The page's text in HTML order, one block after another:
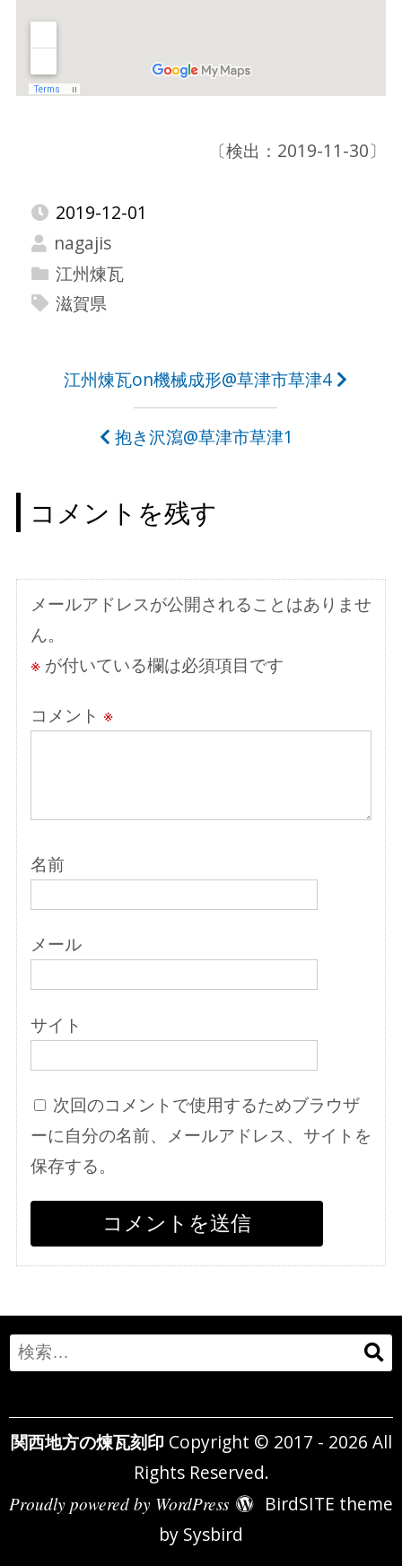
〔検出：2019-11-30〕
2019-12-01
nagajis
江州煉瓦
滋賀県
ビ
ゲ
シ
ョ
ン
江州煉瓦on機械成形@草津市草津4
抱き沢瀉@草津市草津1
コメントを残す
メールアドレスが公開されることはありませ
ん。
※が付いている欄は必須項目です
コメント ※
名前
メール
サイト
次回のコメントで使用するためブラウザ
ーに自分の名前、メールアドレス、サイトを
保存する。
Search
for:
関西地方の煉瓦刻印 Copyright © 2017 - 2026 All
Rights Reserved.
Proudly powered by WordPress
BirdSITE theme
by Sysbird